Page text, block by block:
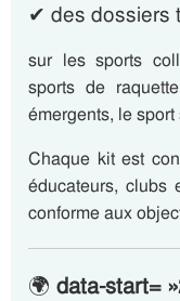
✔ des dossiers
sur les sports
sports de
émergents, le sport
Chaque kit est
éducateurs, clubs
conforme aux
🌍 data-start=